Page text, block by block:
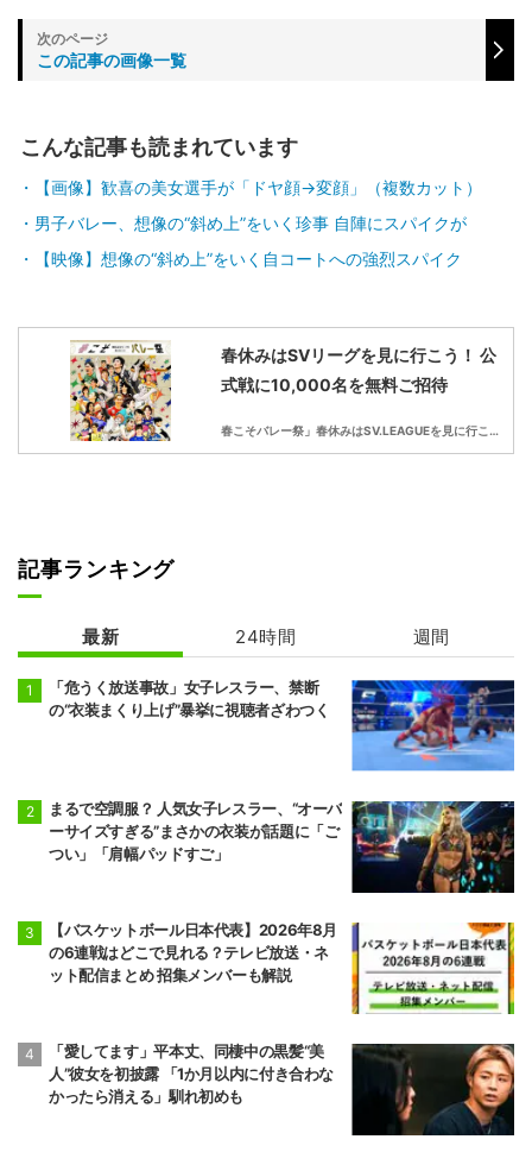
この記事の画像一覧
こんな記事も読まれています
【画像】歓喜の美女選手が「ドヤ顔→変顔」（複数カット）
男子バレー、想像の“斜め上”をいく珍事 自陣にスパイクが
【映像】想像の“斜め上”をいく自コートへの強烈スパイク
春休みはSVリーグを見に行こう！ 公
式戦に10,000名を無料ご招待
春こそバレー祭」春休みはSV.LEAGUEを見に行こう！
記事ランキング
最新 24時間 週間
「危うく放送事故」女子レスラー、禁断
の“衣装まくり上げ”暴挙に視聴者ざわつく
まるで空調服？ 人気女子レスラー、“オーバ
ーサイズすぎる”まさかの衣装が話題に「ご
つい」「肩幅パッドすご」
【バスケットボール日本代表】2026年8月
の6連戦はどこで見れる？テレビ放送・ネ
ット配信まとめ 招集メンバーも解説
「愛してます」平本丈、同棲中の黒髪“美
人”彼女を初披露 「1か月以内に付き合わな
かったら消える」馴れ初めも